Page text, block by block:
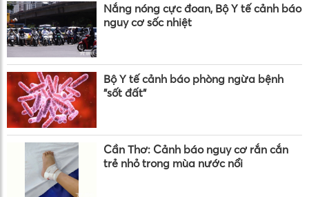
Nắng nóng cực đoan, Bộ Y tế cảnh báo
nguy cơ sốc nhiệt
Bộ Y tế cảnh báo phòng ngừa bệnh
"sốt đất"
Cần Thơ: Cảnh báo nguy cơ rắn cắn
trẻ nhỏ trong mùa nước nổi